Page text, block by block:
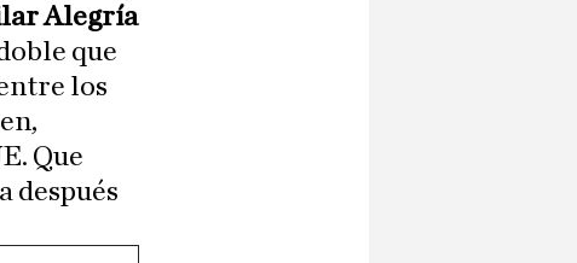
Alegría
que
los
Que
después